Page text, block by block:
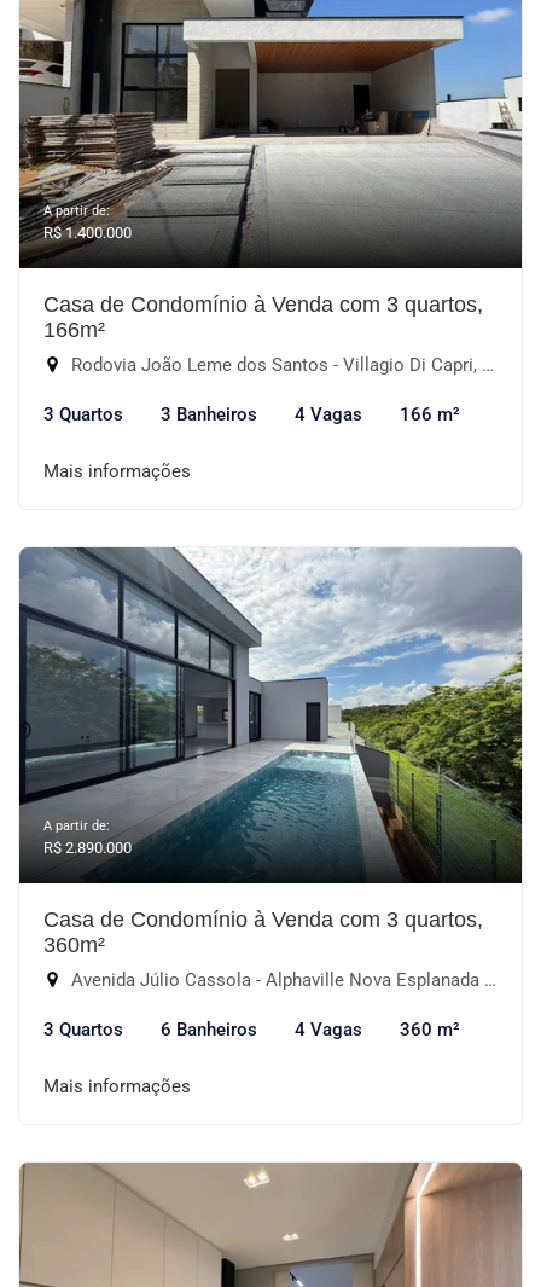
A partir de:
R$ 1.400.000
Casa de Condomínio à Venda com 3 quartos,
166m²
Rodovia João Leme dos Santos - Villagio Di Capri, Votorantim-SP
3 Quartos 3 Banheiros 4 Vagas 166 m²
Mais informações
A partir de:
R$ 2.890.000
Casa de Condomínio à Venda com 3 quartos,
360m²
Avenida Júlio Cassola - Alphaville Nova Esplanada 4, Votorantim-SP
3 Quartos 6 Banheiros 4 Vagas 360 m²
Mais informações